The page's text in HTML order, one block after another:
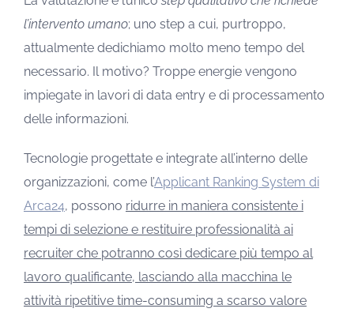
l’intervento umano; uno step a cui, purtroppo,
attualmente dedichiamo molto meno tempo del
necessario. Il motivo? Troppe energie vengono
impiegate in lavori di data entry e di processamento
delle informazioni.
Tecnologie progettate e integrate all’interno delle
organizzazioni, come l’Applicant Ranking System di
Arca24, possono ridurre in maniera consistente i
tempi di selezione e restituire professionalità ai
recruiter che potranno così dedicare più tempo al
lavoro qualificante, lasciando alla macchina le
attività ripetitive time-consuming a scarso valore